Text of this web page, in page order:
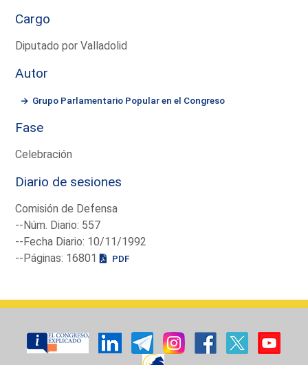
Cargo
Diputado por Valladolid
Autor
Grupo Parlamentario Popular en el Congreso
Fase
Celebración
Diario de sesiones
Comisión de Defensa
--Núm. Diario: 557
--Fecha Diario: 10/11/1992
--Páginas: 16801
PDF